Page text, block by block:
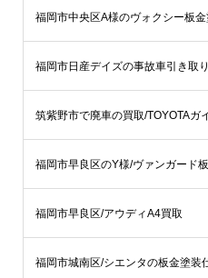
福岡市中央区A様のヴォクシー板金
福岡市日産デイズの事故車引き取
筑紫野市で廃車の買取/TOYOTAガ
福岡市早良区のY様/ヴァンガード
福岡市早良区/アウディA4買取
福岡市城南区/シエンタの板金塗装